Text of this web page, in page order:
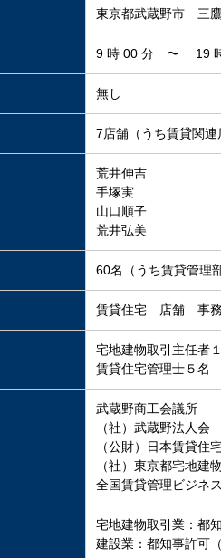
東京都武蔵野市 三
9 時 00 分 〜 19
無し
7店舗（うち賃貸関
荒井伸吉
手塚実
山口順子
荒井弘美
60名（うち賃貸管理
賃貸住宅 店舗 事務
宅地建物取引主任者
賃貸住宅管理士５名
武蔵野商工会議所
（社）武蔵野法人会
（公財）日本賃貸
（社）東京都宅地建
全国賃貸管理ビジネ
宅地建物取引業：都
建設業：都知事許可